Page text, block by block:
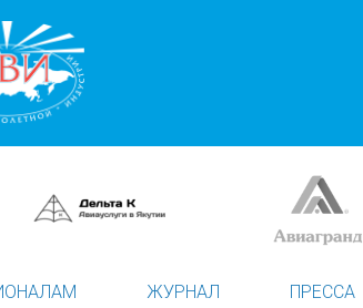
ЖУРНАЛ ПРЕССА